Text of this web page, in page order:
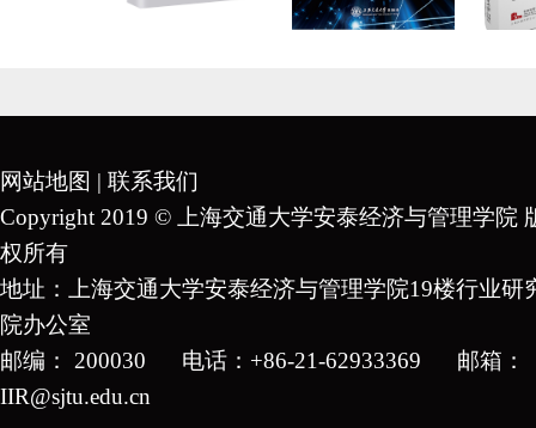
网站地图 | 联系我们
Copyright 2019 © 上海交通大学安泰经济与管理学院
权所有
地址：上海交通大学安泰经济与管理学院19楼行业研
院办公室
邮编： 200030 电话：+86-21-62933369 邮箱：
IIR@sjtu.edu.cn